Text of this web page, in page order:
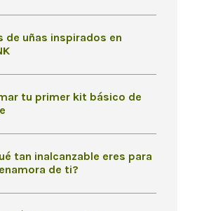
de uñas inspirados en
tu primer kit básico de
tan inalcanzable eres para
de ti?